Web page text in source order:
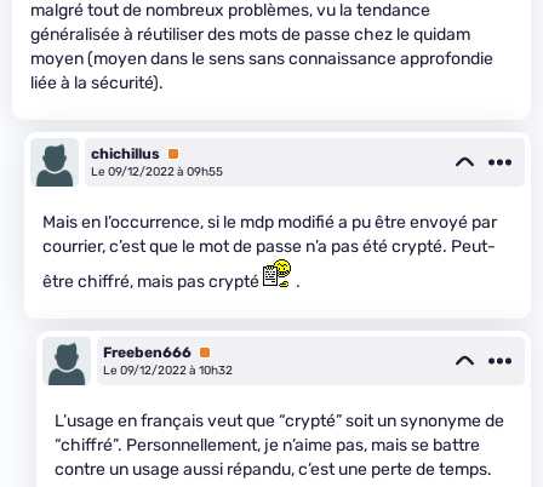
malgré tout de nombreux problèmes, vu la tendance
généralisée à réutiliser des mots de passe chez le quidam
moyen (moyen dans le sens sans connaissance approfondie
liée à la sécurité).
chichillus Premium
Le 09/12/2022 à 09h55
Mais en l’occurrence, si le mdp modifié a pu être envoyé par
courrier, c’est que le mot de passe n’a pas été crypté. Peut-
être chiffré, mais pas crypté
.
Freeben666 Premium
Le 09/12/2022 à 10h32
L’usage en français veut que “crypté” soit un synonyme de
“chiffré”. Personnellement, je n’aime pas, mais se battre
contre un usage aussi répandu, c’est une perte de temps.